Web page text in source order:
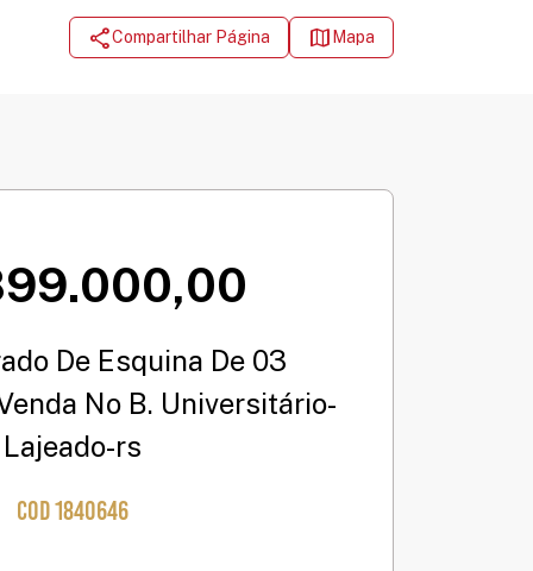
shareCompartilhar Página map Mapa
De Esquina De 03
No B. Universitário-
Lajeado-rs
COD 1840646